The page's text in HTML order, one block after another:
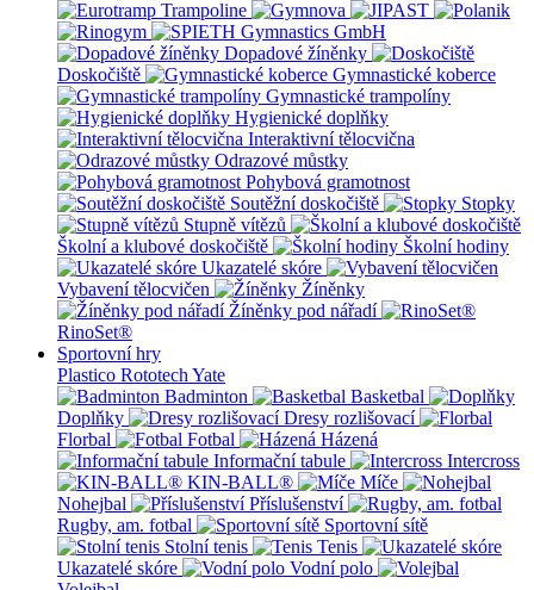
Dopadové žíněnky
Doskočiště
Gymnastické koberce
Gymnastické trampolíny
Hygienické doplňky
Interaktivní tělocvična
Odrazové můstky
Pohybová gramotnost
Soutěžní doskočiště
Stopky
Stupně vítězů
Školní a klubové doskočiště
Školní hodiny
Ukazatelé skóre
Vybavení tělocvičen
Žíněnky
Žíněnky pod nářadí
RinoSet®
Sportovní hry
Plastico Rototech Yate
Badminton
Basketbal
Doplňky
Dresy rozlišovací
Florbal
Fotbal
Házená
Informační tabule
Intercross
KIN-BALL®
Míče
Nohejbal
Příslušenství
Rugby, am. fotbal
Sportovní sítě
Stolní tenis
Tenis
Ukazatelé skóre
Vodní polo